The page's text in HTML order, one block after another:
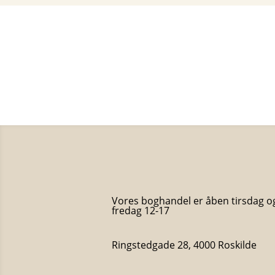
Vores boghandel er åben tirsdag
fredag 12-17
Ringstedgade 28, 4000 Roskilde